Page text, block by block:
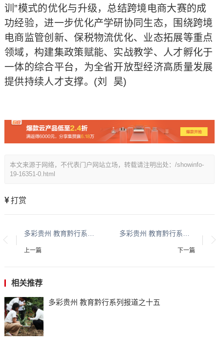
训”模式的优化与升级，总结跨境电商大赛的成
功经验，进一步优化产学研协同生态，围绕跨境
电商监管创新、保税物流优化、业态拓展等重点
领域，构建集政策赋能、实战教学、人才孵化于
一体的综合平台，为全省开放型经济高质量发展
提供持续人才支撑。(刘 昊)
本文来源于网络，不代表门户网站立场，转载请注明出处：/showinfo-
19-16351-0.html
打赏
上一篇 下一篇
相关推荐
多彩贵州 教育黔行系列报道之十五